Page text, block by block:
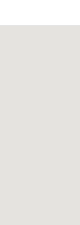
bien-être.